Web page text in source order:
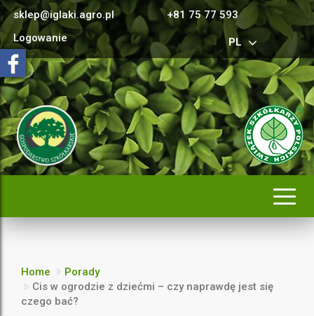
sklep@iglaki.agro.pl
+81 75 77 593
Logowanie
PL
Home
Porady
Cis w ogrodzie z dziećmi – czy naprawdę jest się
czego bać?